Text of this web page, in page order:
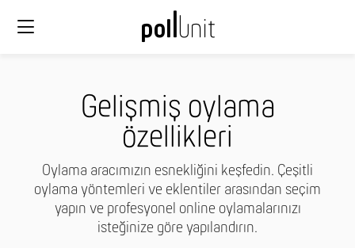
Gelişmiş oylama
özellikleri
Oylama aracımızın esnekliğini keşfedin. Çeşitli
oylama yöntemleri ve eklentiler arasından seçim
yapın ve profesyonel online oylamalarınızı
isteğinize göre yapılandırın.